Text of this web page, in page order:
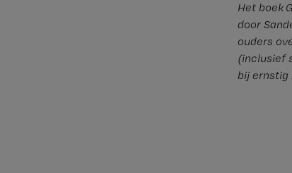
Het boek
door
ouders
(inclusief
bij ernstig